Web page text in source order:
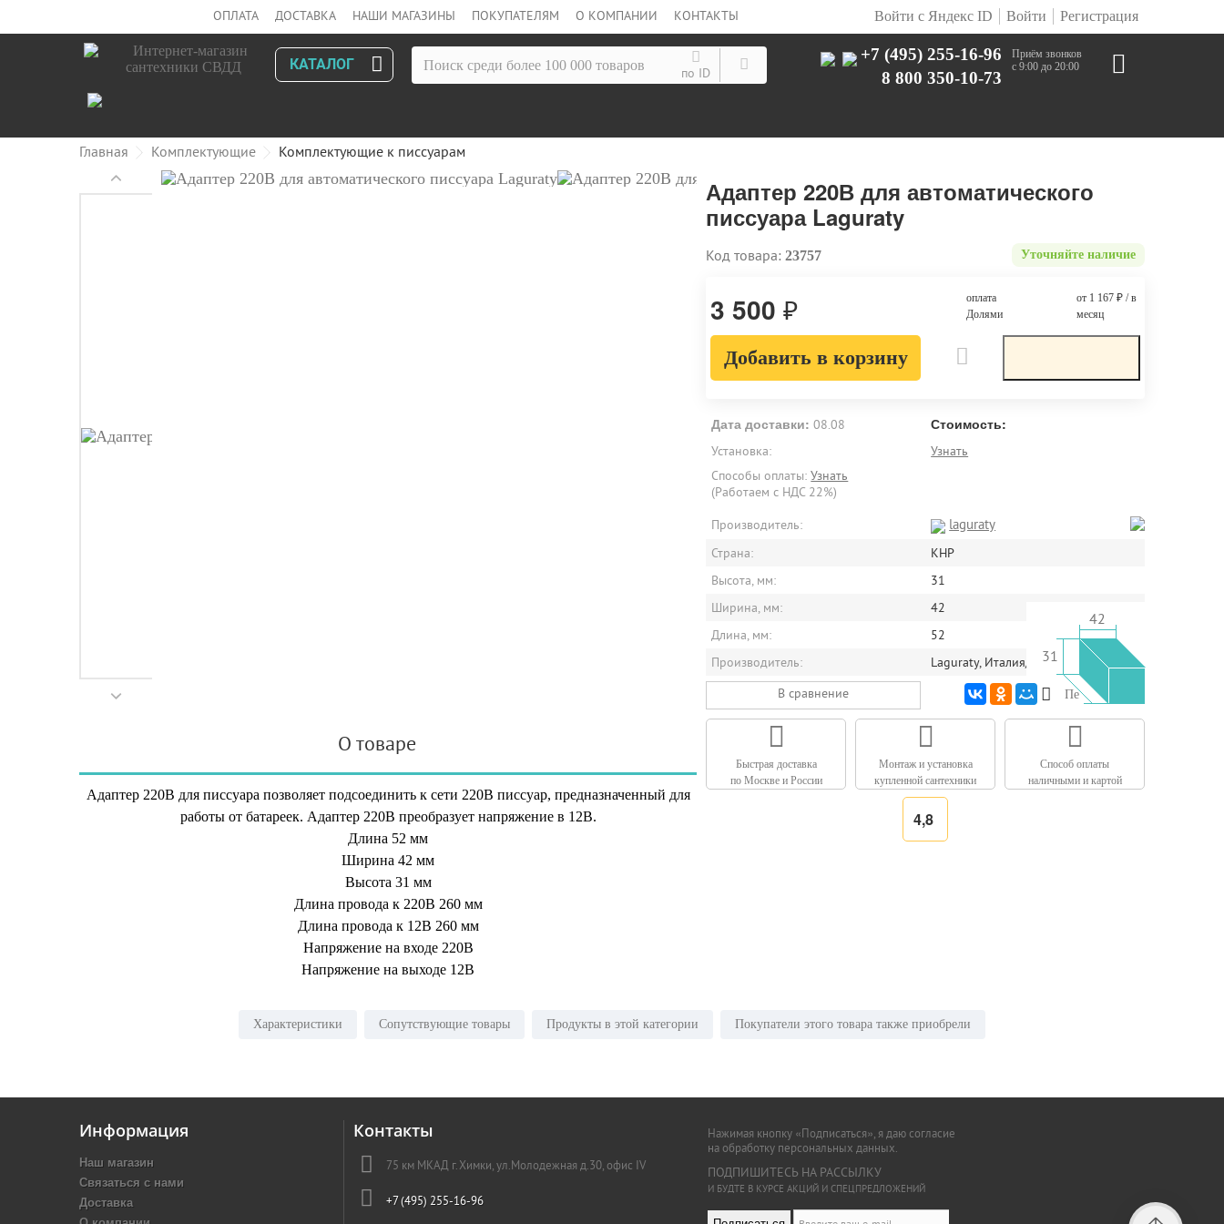
ОПЛАТА ДОСТАВКА НАШИ МАГАЗИНЫ ПОКУПАТЕЛЯМ О КОМПАНИИ КОНТАКТЫ Регистрация
Войти
Войти с Яндекс ID
Приём звонков
с 9:00 до 20:00
+7 (495) 255-16-96
8 800 350-10-73
по ID
КАТАЛОГ
Главная Комплектующие Комплектующие к писсуарам
О товаре
Адаптер 220В для писсуара позволяет подсоединить к сети 220В писсуар, предназначенный для
работы от батареек. Адаптер 220В преобразует напряжение в 12В.
Длина 52 мм
Ширина 42 мм
Высота 31 мм
Длина провода к 220В 260 мм
Длина провода к 12В 260 мм
Напряжение на входе 220В
Напряжение на выходе 12В
Адаптер 220В для автоматического
писсуара Laguraty
Код товара: 23757 Уточняйте наличие
3 500₽
оплата
Долями
от 1 167 ₽/ в
месяц
Добавить в корзину
Дата доставки: 08.08 Стоимость:
Установка:
Узнать
Способы оплаты: Узнать
(Работаем с НДС 22%)
Производитель: laguraty
Страна:
КНР
Высота, мм:
31
Ширина, мм:
42
Длина, мм:
52
Производитель:
Laguraty, Италия/Китай
31
42
В сравнение Печать
Быстрая доставка
по Москве и России
Монтаж и установка
купленной сантехники
Способ оплаты
наличными и картой
4,8
Характеристики Сопутствующие товары Продукты в этой категории Покупатели этого товара также приобрели
Информация
Наш магазин
Связаться с нами
Доставка
Контакты
75 км МКАД г.Химки, ул.Молодежная д.30, офис IV
+7 (495) 255-16-96
Нажимая кнопку «Подписаться», я даю согласие
на обработку персональных данных.
ПОДПИШИТЕСЬ НА РАССЫЛКУ
И БУДТЕ В КУРСЕ АКЦИЙ И СПЕЦПРЕДЛОЖЕНИЙ